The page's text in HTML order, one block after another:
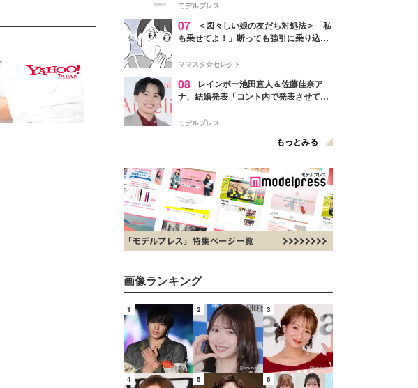
モデルプレス
07
＜図々しい娘の友だち対処法＞「私
も乗せてよ！」断っても強引に乗り込ん
ママスタ☆セレクト
08
レインボー池田直人＆佐藤佳奈ア
ナ、結婚発表「コント内で発表させてい
点変更のため
モデルプレス
もっとみる
画像ランキング
1 2 3
4 5 6